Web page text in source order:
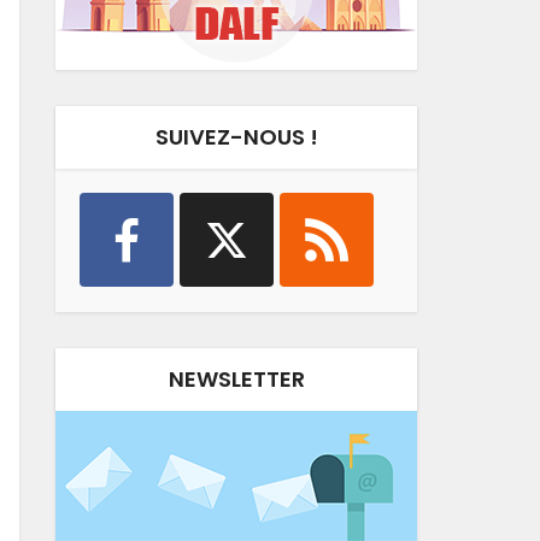
SUIVEZ-NOUS !
NEWSLETTER